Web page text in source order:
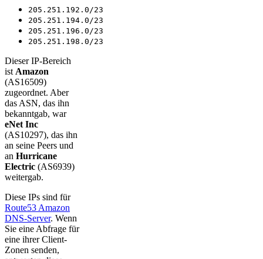
205.251.192.0/23
205.251.194.0/23
205.251.196.0/23
205.251.198.0/23
Dieser IP-Bereich
ist Amazon
(AS16509)
zugeordnet. Aber
das ASN, das ihn
bekanntgab, war
eNet Inc
(AS10297), das ihn
an seine Peers und
an Hurricane
Electric (AS6939)
weitergab.
Diese IPs sind für
Route53 Amazon
DNS-Server. Wenn
Sie eine Abfrage für
eine ihrer Client-
Zonen senden,